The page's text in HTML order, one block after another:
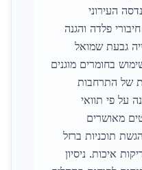
העירוני
פלדה והגנה
גבעת שמואל
בחומרים מוגנים
של התרחבות
על פי תוואי
מאושרים
תוכניות ברזל
איכות. ניסיון